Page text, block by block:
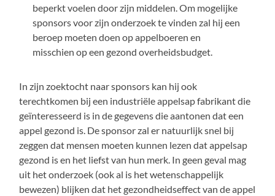
beperkt voelen door zijn middelen. Om mogelijke
sponsors voor zijn onderzoek te vinden zal hij een
beroep moeten doen op appelboeren en
misschien op een gezond overheidsbudget.
In zijn zoektocht naar sponsors kan hij ook
terechtkomen bij een industriële appelsap fabrikant die
geïnteresseerd is in de gegevens die aantonen dat een
appel gezond is. De sponsor zal er natuurlijk snel bij
zeggen dat mensen moeten kunnen lezen dat appelsap
gezond is en het liefst van hun merk. In geen geval mag
uit het onderzoek (ook al is het wetenschappelijk
bewezen) blijken dat het gezondheidseffect van de appel